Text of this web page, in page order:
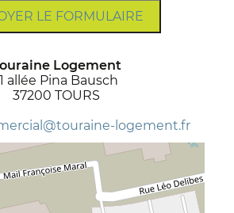
LE FORMULAIRE
Logement
allée Pina Bausch
37200 TOURS
logement.fr